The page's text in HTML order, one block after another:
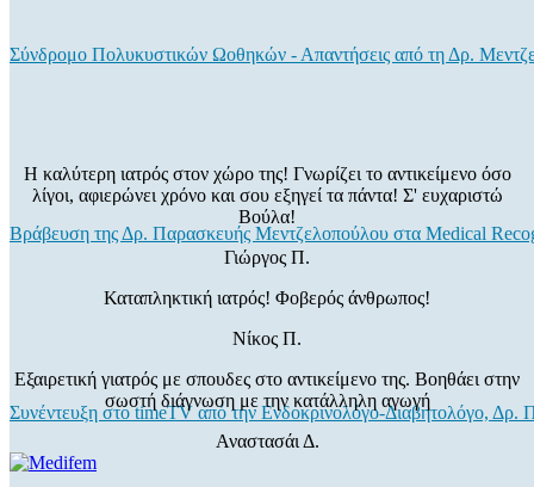
Σύνδρομο Πολυκυστικών Ωοθηκών - Απαντήσεις από τη Δρ.
Βράβευση της Δρ. Παρασκευής Μεντζελοπούλου στα Medical
Συνέντευξη στο timeTV από την Ενδοκρινολόγο-Διαβητολόγο,
Η καλύτερη ιατρός στον χώρο της! Γνωρίζει το αντικείμενο όσο
λίγοι, αφιερώνει χρόνο και σου εξηγεί τα πάντα! Σ' ευχαριστώ
Βούλα!
Γιώργος Π.
Καταπληκτική ιατρός! Φοβερός άνθρωπος!
Νίκος Π.
Εξαιρετική γιατρός με σπουδες στο αντικείμενο της. Βοηθάει στην
σωστή διάγνωση με την κατάλληλη αγωγή
Αναστασάι Δ.